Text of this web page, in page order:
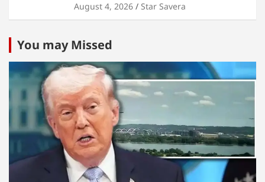
August 4, 2026 Star Savera
You may Missed